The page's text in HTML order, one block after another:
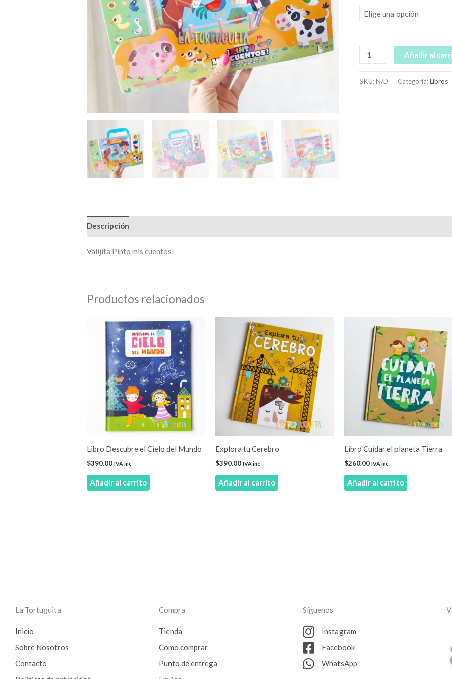
Añadir al
SKU:N/D Categoría:Libros
Descripción
Valijita Pinto mis cuentos!
Productos relacionados
Libro Descubre el Cielo del Mundo
$390.00 IVA inc
Añadir al carrito
Explora tu Cerebro
$390.00 IVA inc
Añadir al carrito
Libro Cuidar el planeta Tierra
$260.00 IVA inc
Añadir al carrito
La Tortuguita
Inicio
Sobre Nosotros
Contacto
Compra
Tienda
Como comprar
Punto de entrega
Síguenos
Instagram
Facebook
WhatsApp